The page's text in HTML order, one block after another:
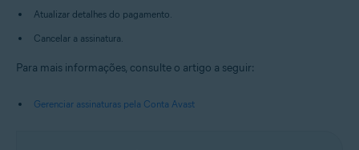
Atualizar detalhes do pagamento.
Cancelar a assinatura.
Para mais informações, consulte o artigo a seguir:
Gerenciar assinaturas pela Conta Avast